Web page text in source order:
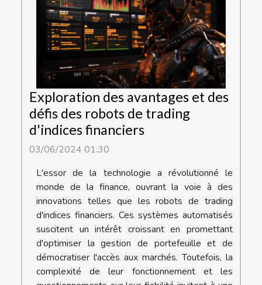
Exploration des avantages et des
défis des robots de trading
d'indices financiers
03/06/2024 01:30
L'essor de la technologie a révolutionné le
monde de la finance, ouvrant la voie à des
innovations telles que les robots de trading
d'indices financiers. Ces systèmes automatisés
suscitent un intérêt croissant en promettant
d'optimiser la gestion de portefeuille et de
démocratiser l'accès aux marchés. Toutefois, la
complexité de leur fonctionnement et les